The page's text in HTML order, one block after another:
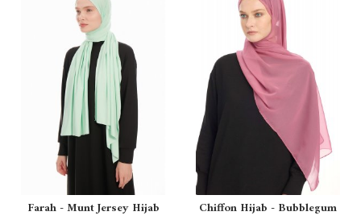
Farah - Munt Jersey Hijab Chiffon Hijab - Bubblegum